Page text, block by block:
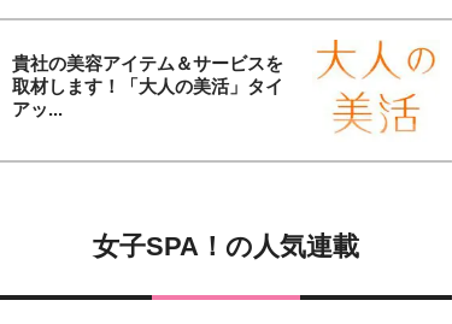
貴社の美容アイテム＆サービスを
取材します！「大人の美活」タイ
アッ...
女子SPA！の人気連載